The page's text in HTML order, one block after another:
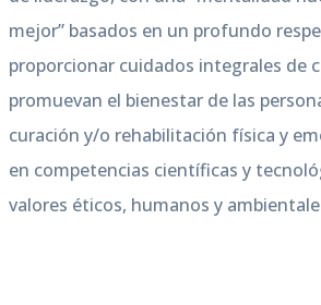
mejor” basados en un profundo
proporcionar cuidados integrales de
promuevan el bienestar de las
curación y/o rehabilitación física y
en competencias científicas y
valores éticos, humanos y